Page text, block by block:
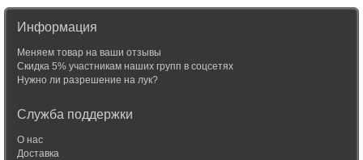
Информация
Меняем товар на ваши отзывы
Скидка 5% участникам наших групп в соцсетях
Нужно ли разрешение на лук?
Служба поддержки
О нас
Доставка